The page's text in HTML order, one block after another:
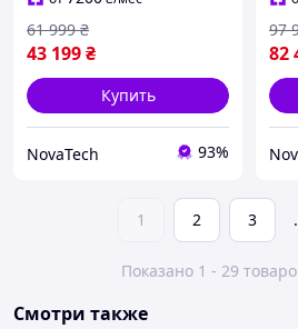
43 199₴
61 999 ₴
Купить
NovaTech 93%
82
97
1 2 3
Показано 1 - 29
Смотри также